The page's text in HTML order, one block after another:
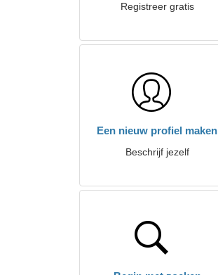
Registreer gratis
Een nieuw profiel maken
Beschrijf jezelf